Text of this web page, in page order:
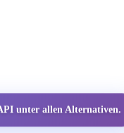
unter allen Alternativen.